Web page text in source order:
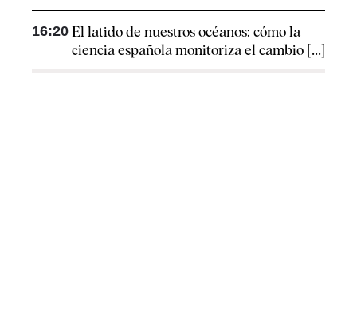
16:20 El latido de nuestros océanos: cómo la
ciencia española monitoriza el cambio [...]